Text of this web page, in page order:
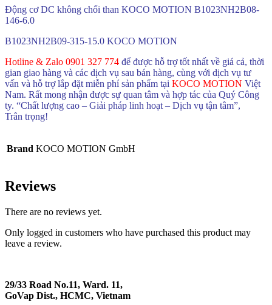
Động cơ DC không chổi than KOCO MOTION B1023NH2B08-
146-6.0
B1023NH2B09-315-15.0 KOCO MOTION
Hotline & Zalo 0901 327 774 để được hỗ trợ tốt nhất về giá cả, thời
gian giao hàng và các dịch vụ sau bán hàng, cùng với dịch vụ tư
vấn và hỗ trợ lắp đặt miễn phí sản phẩm tại KOCO MOTION Việt
Nam. Rất mong nhận được sự quan tâm và hợp tác của Quý Công
ty. “Chất lượng cao – Giải pháp linh hoạt – Dịch vụ tận tâm”,
Trân trọng!
Brand KOCO MOTION GmbH
Reviews
There are no reviews yet.
Only logged in customers who have purchased this product may
leave a review.
29/33 Road No.11, Ward. 11,
GoVap Dist., HCMC, Vietnam